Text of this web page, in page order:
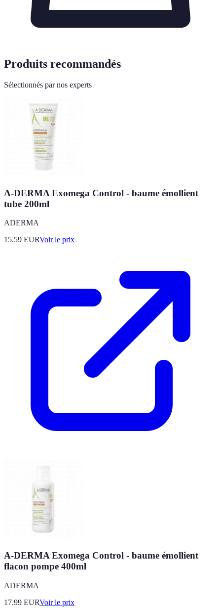
Produits recommandés
Sélectionnés par nos experts
A-DERMA Exomega Control - baume émollient
tube 200ml
ADERMA
15.59 EURVoir le prix
A-DERMA Exomega Control - baume émollient
flacon pompe 400ml
ADERMA
17.99 EURVoir le prix